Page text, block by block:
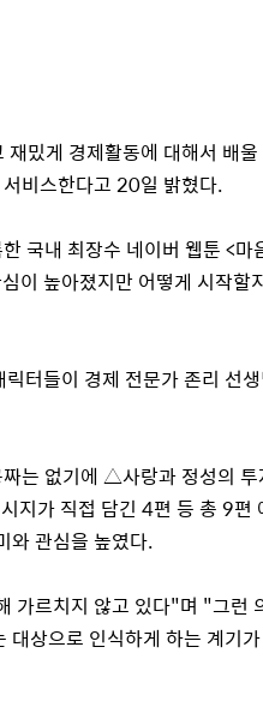
밌게 경제활동에 대해서 배
비스한다고 20일 밝혔다.
국내 최장수 네이버 웹툰 <마
이 높아졌지만 어떻게 시작할
터들이 경제 전문가 존리 선
없기에 △사랑과 정성의 투
지가 직접 담긴 4편 등 총 9편
와 관심을 높였다.
가르치지 않고 있다"며 "그런
상으로 인식하게 하는 계기